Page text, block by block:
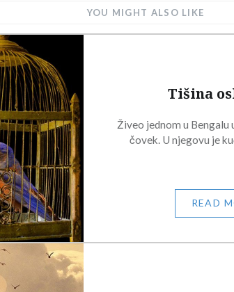
YOU MIGHT ALSO LIKE
Tišina
Živeo jednom u Bengalu
čovek. U njegovu je
READ